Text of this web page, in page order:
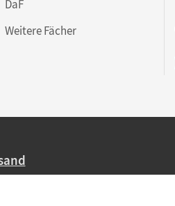
DaF
Weitere Fächer